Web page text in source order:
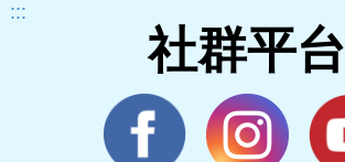
:::
社群平台